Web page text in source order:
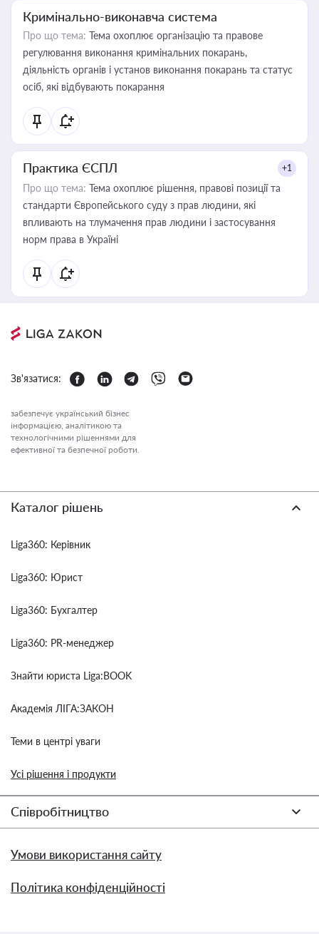
Кримінально-виконавча система
Про що тема: Тема охоплює організацію та правове
регулювання виконання кримінальних покарань,
діяльність органів і установ виконання покарань та статус
осіб, які відбувають покарання
Практика ЄСПЛ +1
Про що тема: Тема охоплює рішення, правові позиції та
стандарти Європейського суду з прав людини, які
впливають на тлумачення прав людини і застосування
норм права в Україні
Зв'язатися:
забезпечує український бізнес
інформацією, аналітикою та
технологічними рішеннями для
ефективної та безпечної роботи.
Каталог рішень
Liga360: Керівник
Liga360: Юрист
Liga360: Бухгалтер
Liga360: PR-менеджер
Знайти юриста Liga:BOOK
Академія ЛІГА:ЗАКОН
Теми в центрі уваги
Усі рішення і продукти
Співробітництво
Умови використання сайту
Політика конфіденційності